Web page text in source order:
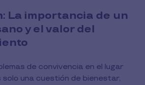
La importancia de un
y el valor del
de convivencia en el lugar
una cuestión de bienestar,